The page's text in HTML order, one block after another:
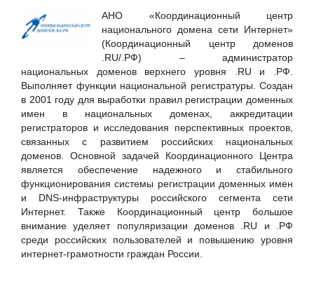
ICT-Online.ru «Инфокоммуникации онлайн»
LURE IT / ООО «Люр АйТи»
Positive Technologies
RSpectr
RuSIEM
SETERE Ltd. / ООО "ТБИ"
Skybox Security
Softline
SoftMall
SONET
Staffcop
TrueConf
АНО «Координационный центр
национального домена сети Интернет»
(Координационный центр доменов
.RU/.РФ) – администратор
национальных доменов верхнего уровня .RU и .РФ.
Выполняет функции национальной регистратуры. Создан
в 2001 году для выработки правил регистрации доменных
имен в национальных доменах, аккредитации
регистраторов и исследования перспективных проектов,
связанных с развитием российских национальных
доменов. Основной задачей Координационного Центра
является обеспечение надежного и стабильного
функционирования системы регистрации доменных имен
и DNS-инфраструктуры российского сегмента сети
Интернет. Также Координационный центр большое
внимание уделяет популяризации доменов .RU и .РФ
среди российских пользователей и повышению уровня
интернет-грамотности граждан России.